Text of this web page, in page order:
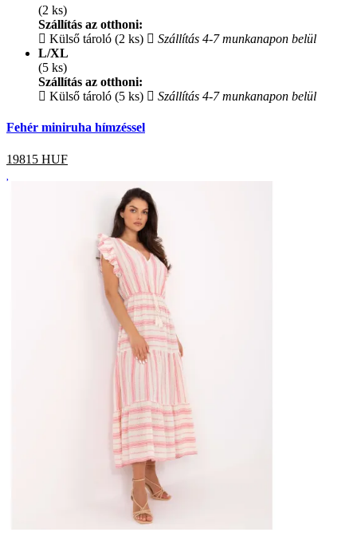
(2 ks)
Szállítás az otthoni:
Külső tároló (2 ks)
Szállítás 4-7 munkanapon belül
L/XL
(5 ks)
Szállítás az otthoni:
Külső tároló (5 ks)
Szállítás 4-7 munkanapon belül
Fehér miniruha hímzéssel
19815 HUF